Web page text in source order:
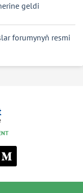
geldi
forumynyň resmi